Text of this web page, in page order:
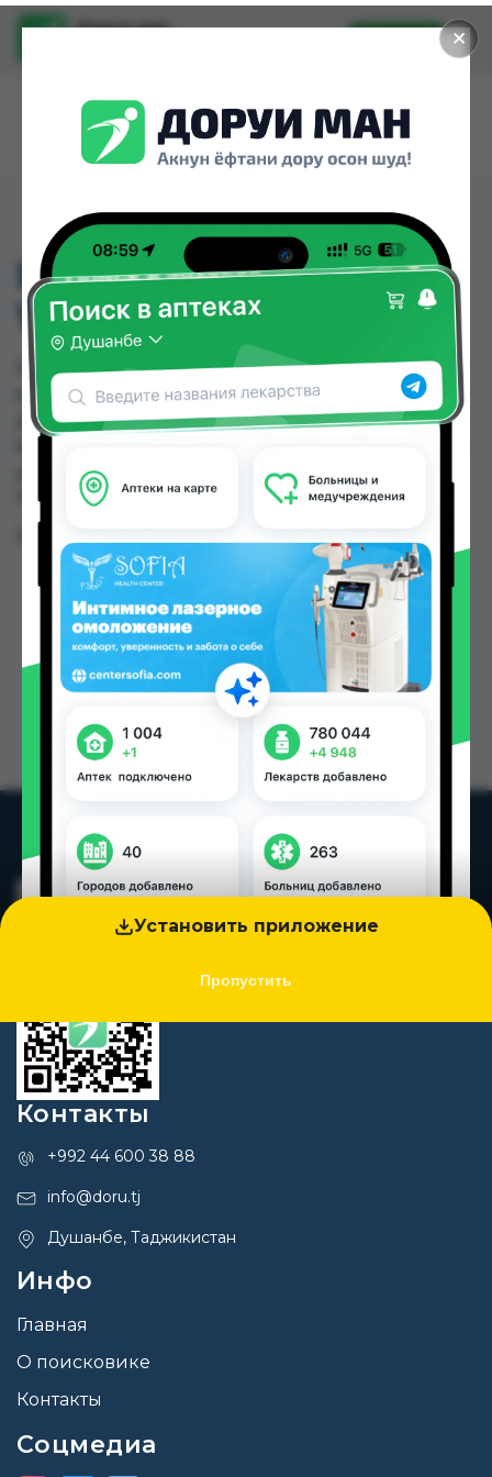
✕
Установить приложение
Пропустить
Доруи ман
Установить
DISCREET REG DEO
WATER LILY TP 8X60
DISCREET REG DEO WATER LILY TP 8X60 можно
купить или заказать в аптеках, Дору Фарм №2,
Дору Фарм №20, Нишон №1, Нишон №2, Нишон
до 35.00 TJS в Душанбе и других городах
Таджикистана
Контакты
+992 44 600 38 88
info@doru.tj
Душанбе, Таджикистан
Инфо
Главная
О поисковике
Контакты
Соцмедиа